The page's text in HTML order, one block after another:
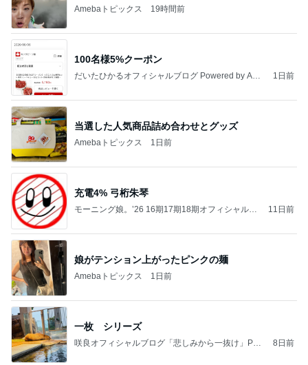
Amebaトピックス 19時間前
100名様5%クーポン
だいたひかるオフィシャルブログ Powered by Ame
1日前
当選した人気商品詰め合わせとグッズ
Amebaトピックス 1日前
充電4% 弓桁朱琴
モーニング娘。’26 16期17期18期オフィシャルブ
11日前
娘がテンション上がったピンクの麺
Amebaトピックス 1日前
一枚 シリーズ
咲良オフィシャルブログ「悲しみから一抜け」Pow
8日前